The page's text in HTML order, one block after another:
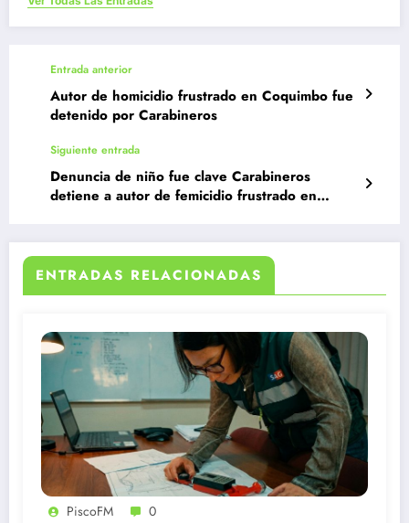
Entrada anterior
Autor de homicidio frustrado en Coquimbo fue
detenido por Carabineros
Siguiente entrada
Denuncia de niño fue clave Carabineros
detiene a autor de femicidio frustrado en
ENTRADAS RELACIONADAS
PiscoFM 0